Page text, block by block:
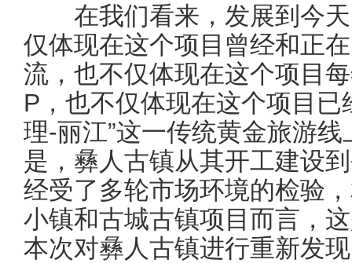
在我们看来，发展到今天
仅体现在这个项目曾经和正
流，也不仅体现在这个项目
P，也不仅体现在这个项目
理-丽江”这一传统黄金旅游
是，彝人古镇从其开工建设
经受了多轮市场环境的检验
小镇和古城古镇项目而言，
本次对彝人古镇进行重新发